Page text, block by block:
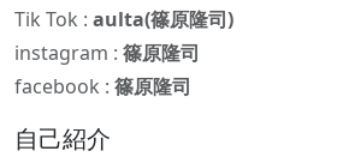
Tik Tok : aulta(篠原隆司)
instagram : 篠原隆司
facebook : 篠原隆司
自己紹介